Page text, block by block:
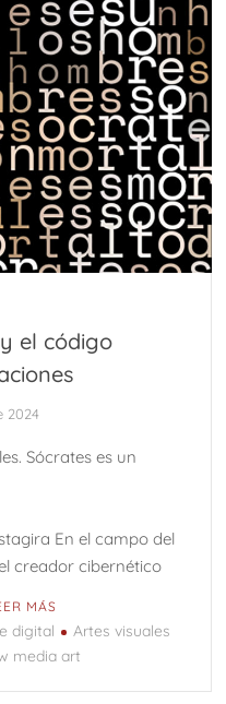
el código
2024
Sócrates es un
En el campo del
creador cibernético
MÁS
digital
Artes visuales
media art